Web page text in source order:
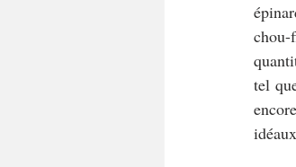
chou-
tel